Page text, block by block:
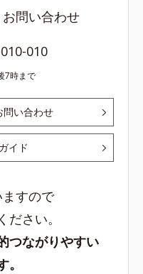
問い合わせ
010
7時まで
問い合わせ
イド
すので
さい。
つながりやすい